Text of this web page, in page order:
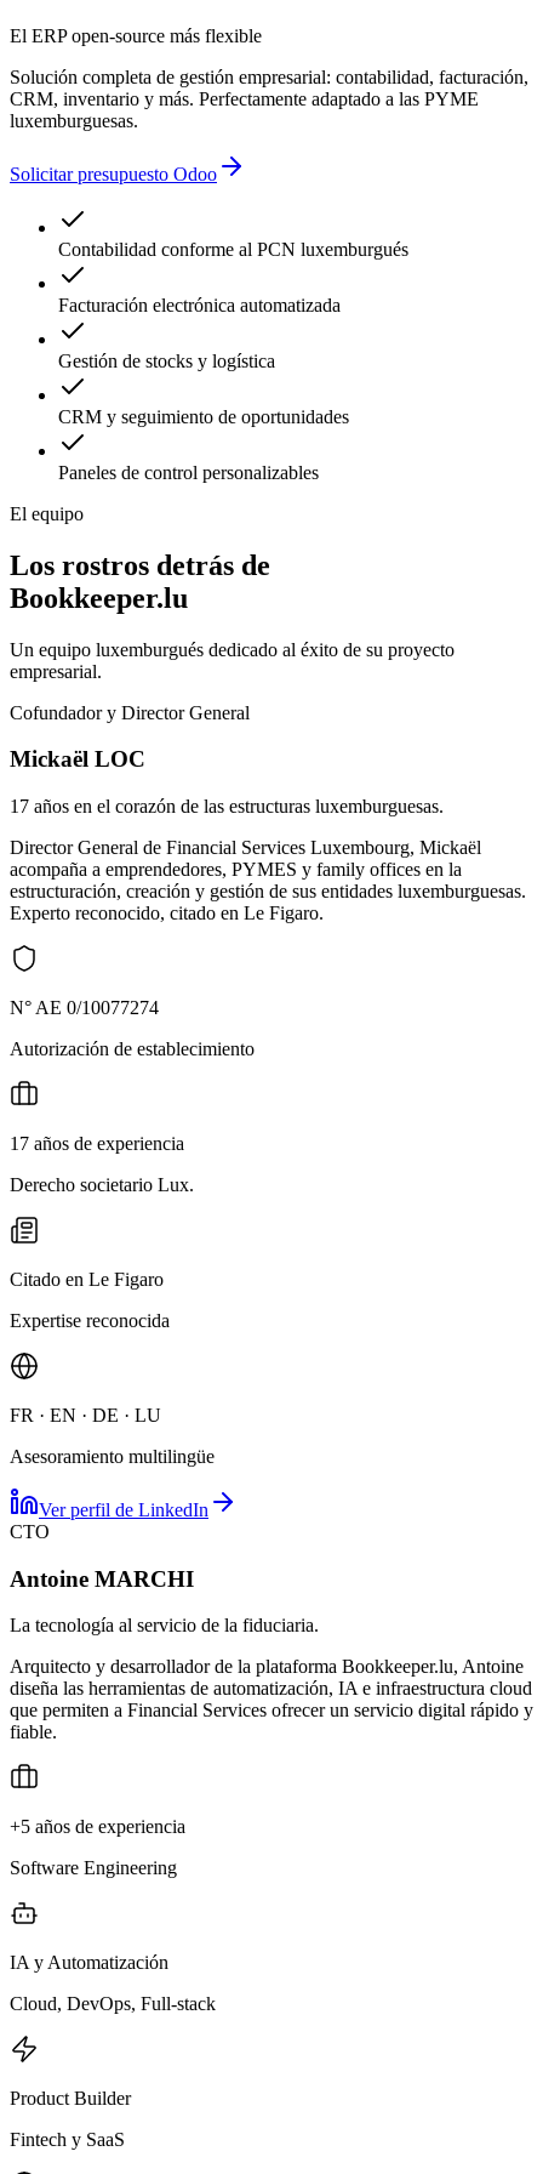
retrasos administrativos
El ERP open-source más flexible
Solución completa de gestión empresarial: contabilidad, facturación,
CRM, inventario y más. Perfectamente adaptado a las PYME
luxemburguesas.
Solicitar presupuesto Odoo
Contabilidad conforme al PCN luxemburgués
Facturación electrónica automatizada
Gestión de stocks y logística
CRM y seguimiento de oportunidades
Paneles de control personalizables
El equipo
Los rostros detrás de
Bookkeeper.lu
Un equipo luxemburgués dedicado al éxito de su proyecto
empresarial.
Cofundador y Director General
Mickaël LOC
17 años en el corazón de las estructuras luxemburguesas.
Director General de Financial Services Luxembourg, Mickaël
acompaña a emprendedores, PYMES y family offices en la
estructuración, creación y gestión de sus entidades luxemburguesas.
Experto reconocido, citado en Le Figaro.
N° AE 0/10077274
Autorización de establecimiento
17 años de experiencia
Derecho societario Lux.
Citado en Le Figaro
Expertise reconocida
FR · EN · DE · LU
Asesoramiento multilingüe
Ver perfil de LinkedIn
CTO
Antoine MARCHI
La tecnología al servicio de la fiduciaria.
Arquitecto y desarrollador de la plataforma Bookkeeper.lu, Antoine
diseña las herramientas de automatización, IA e infraestructura cloud
que permiten a Financial Services ofrecer un servicio digital rápido y
fiable.
+5 años de experiencia
Software Engineering
IA y Automatización
Cloud, DevOps, Full-stack
Product Builder
Fintech y SaaS